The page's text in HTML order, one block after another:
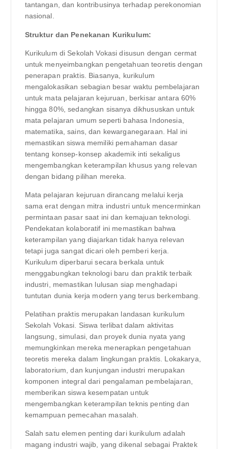
tantangan, dan kontribusinya terhadap perekonomian
nasional.
Struktur dan Penekanan Kurikulum:
Kurikulum di Sekolah Vokasi disusun dengan cermat
untuk menyeimbangkan pengetahuan teoretis dengan
penerapan praktis. Biasanya, kurikulum
mengalokasikan sebagian besar waktu pembelajaran
untuk mata pelajaran kejuruan, berkisar antara 60%
hingga 80%, sedangkan sisanya dikhususkan untuk
mata pelajaran umum seperti bahasa Indonesia,
matematika, sains, dan kewarganegaraan. Hal ini
memastikan siswa memiliki pemahaman dasar
tentang konsep-konsep akademik inti sekaligus
mengembangkan keterampilan khusus yang relevan
dengan bidang pilihan mereka.
Mata pelajaran kejuruan dirancang melalui kerja
sama erat dengan mitra industri untuk mencerminkan
permintaan pasar saat ini dan kemajuan teknologi.
Pendekatan kolaboratif ini memastikan bahwa
keterampilan yang diajarkan tidak hanya relevan
tetapi juga sangat dicari oleh pemberi kerja.
Kurikulum diperbarui secara berkala untuk
menggabungkan teknologi baru dan praktik terbaik
industri, memastikan lulusan siap menghadapi
tuntutan dunia kerja modern yang terus berkembang.
Pelatihan praktis merupakan landasan kurikulum
Sekolah Vokasi. Siswa terlibat dalam aktivitas
langsung, simulasi, dan proyek dunia nyata yang
memungkinkan mereka menerapkan pengetahuan
teoretis mereka dalam lingkungan praktis. Lokakarya,
laboratorium, dan kunjungan industri merupakan
komponen integral dari pengalaman pembelajaran,
memberikan siswa kesempatan untuk
mengembangkan keterampilan teknis penting dan
kemampuan pemecahan masalah.
Salah satu elemen penting dari kurikulum adalah
magang industri wajib, yang dikenal sebagai Praktek